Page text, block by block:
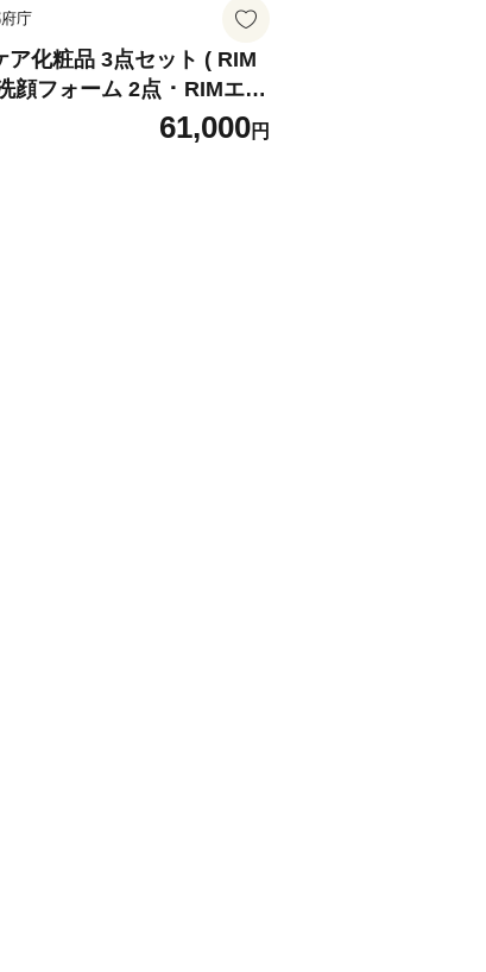
庁
ア化粧品 3点セット ( RIM
顔フォーム 2点 ･ RIMエモ
オイル 1点 セット スキン
ズ 赤ちゃん 子供 子ども
61,000円